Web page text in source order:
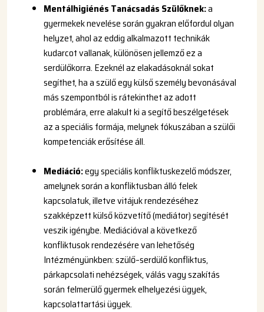
Mentálhigiénés Tanácsadás Szülőknek:a
gyermekek nevelése során gyakran előfordul olyan
helyzet, ahol az eddig alkalmazott technikák
kudarcot vallanak, különösen jellemző ez a
serdülőkorra. Ezeknél az elakadásoknál sokat
segíthet, ha a szülő egy külső személy bevonásával
más szempontból is rátekinthet az adott
problémára, erre alakult ki a segítő beszélgetések
az a speciális formája, melynek fókuszában a szülői
kompetenciák erősítése áll.
Mediáció:egy speciális konfliktuskezelő módszer,
amelynek során a konfliktusban álló felek
kapcsolatuk, illetve vitájuk rendezéséhez
szakképzett külső közvetítő (mediátor) segítését
veszik igénybe. Mediációval a következő
konfliktusok rendezésére van lehetőség
Intézményünkben: szülő–serdülő konfliktus,
párkapcsolati nehézségek, válás vagy szakítás
során felmerülő gyermek elhelyezési ügyek,
kapcsolattartási ügyek.